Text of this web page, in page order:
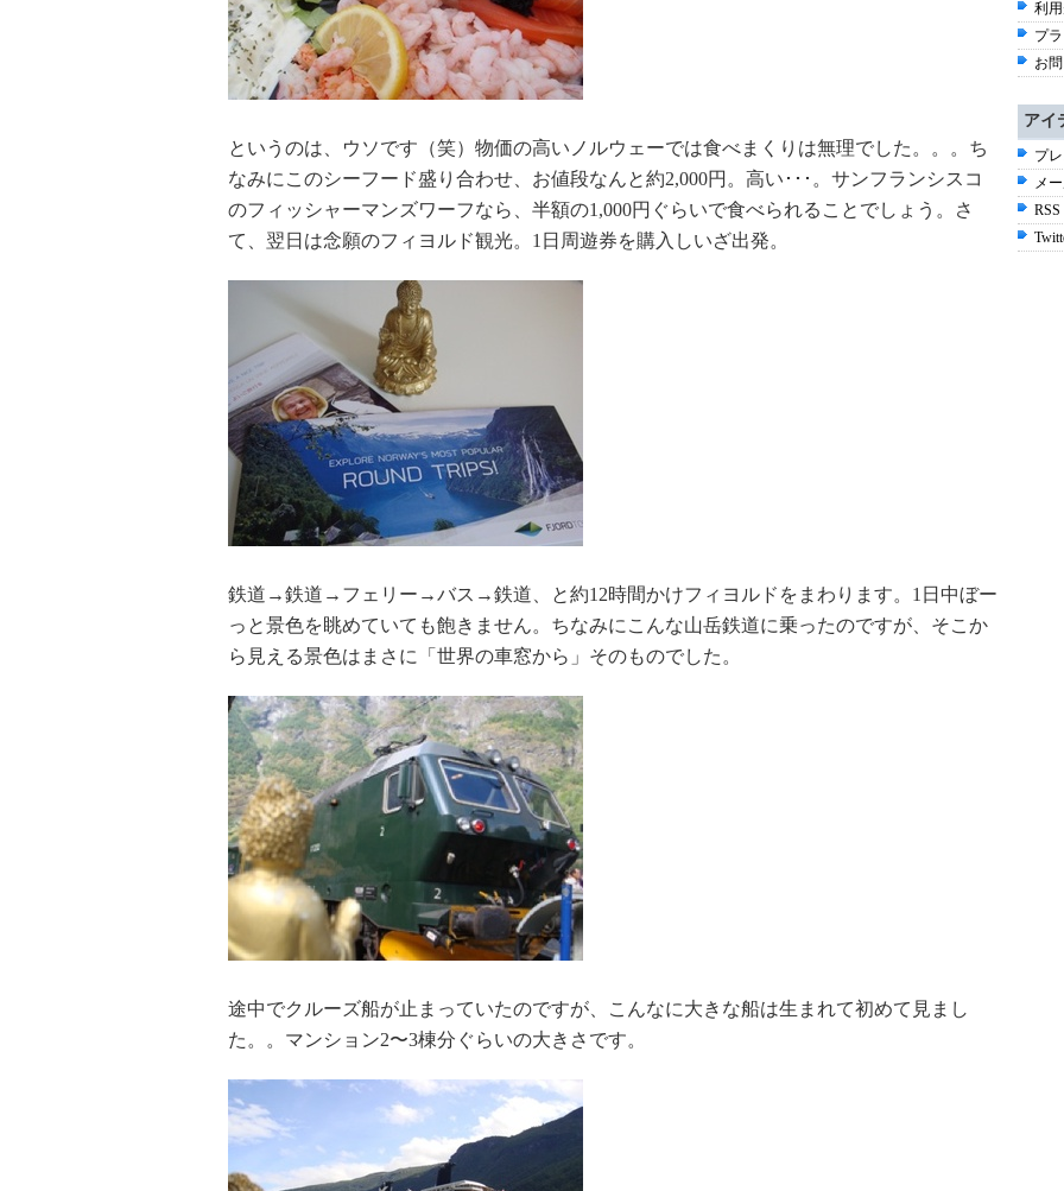
というのは、ウソです（笑）物価の高いノルウェーでは食べまくりは無理でした。。。ち
なみにこのシーフード盛り合わせ、お値段なんと約2,000円。高い･･･。サンフランシスコ
のフィッシャーマンズワーフなら、半額の1,000円ぐらいで食べられることでしょう。さ
て、翌日は念願のフィヨルド観光。1日周遊券を購入しいざ出発。
鉄道→鉄道→フェリー→バス→鉄道、と約12時間かけフィヨルドをまわります。1日中ぼー
っと景色を眺めていても飽きません。ちなみにこんな山岳鉄道に乗ったのですが、そこか
ら見える景色はまさに「世界の車窓から」そのものでした。
途中でクルーズ船が止まっていたのですが、こんなに大きな船は生まれて初めて見まし
た。。マンション2〜3棟分ぐらいの大きさです。
利
プ
お
アイ
プ
メ
RSS